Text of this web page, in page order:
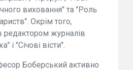
виховання" та "Роль
Окрім того,
редактором журналів
і "Січові вісти".
Боберський активно